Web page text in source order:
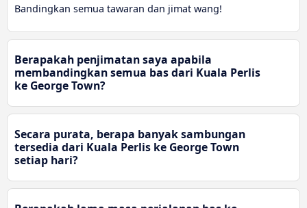
Bandingkan semua tawaran dan jimat wang!
Berapakah penjimatan saya apabila
membandingkan semua bas dari Kuala Perlis
ke George Town?
Secara purata, berapa banyak sambungan
tersedia dari Kuala Perlis ke George Town
setiap hari?